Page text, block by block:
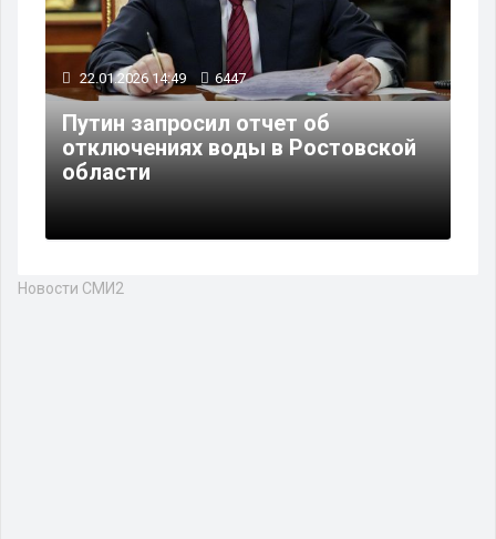
22.01.2026 14:49 6447
Путин запросил отчет об
отключениях воды в Ростовской
области
Новости СМИ2